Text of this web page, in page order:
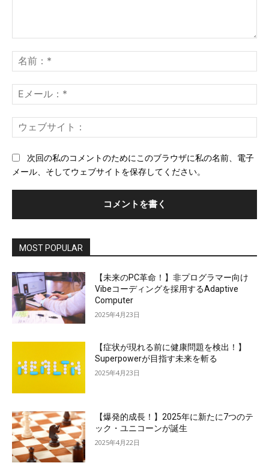
ン
ト：
前
*
メ
ー
*ェ
次回の私のコメントのためにこのブラウザに私の名前、電子
メール、そしてウェブサイトを保存してください。
MOST POPULAR
【未来のPC革命！】非プログラマー向け
Vibeコーディングを採用するAdaptive
Computer
2025年4月23日
【症状が現れる前に健康問題を検出！】
Superpowerが目指す未来を斬る
2025年4月23日
【爆発的成長！】2025年に新たに7つのテ
ック・ユニコーンが誕生
2025年4月22日